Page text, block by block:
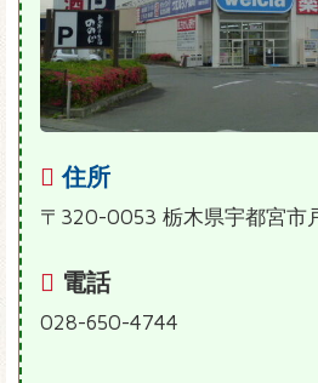
住所
〒320-0053 栃木県宇都宮市
電話
028-650-4744